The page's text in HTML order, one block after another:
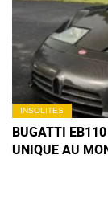
INSOLITES
BUGATTI
UNIQUE AU